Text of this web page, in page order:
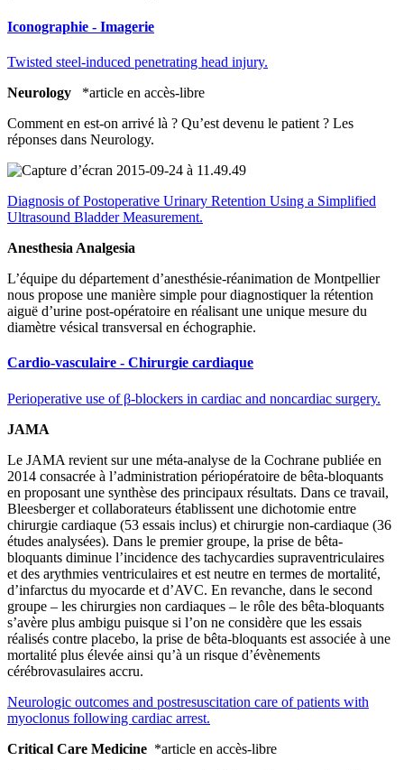
Iconographie - Imagerie
Twisted steel-induced penetrating head injury.
Neurology
*article en accès-libre
Comment en est-on arrivé là ? Qu’est devenu le patient ? Les
réponses dans Neurology.
Diagnosis of Postoperative Urinary Retention Using a Simplified
Ultrasound Bladder Measurement.
Anesthesia Analgesia
L’équipe du département d’anesthésie-réanimation de Montpellier
nous propose une manière simple pour diagnostiquer la rétention
aiguë d’urine post-opératoire en réalisant une unique mesure du
diamètre vésical transversal en échographie.
Cardio-vasculaire - Chirurgie cardiaque
Perioperative use of β-blockers in cardiac and noncardiac surgery.
JAMA
Le JAMA revient sur une méta-analyse de la Cochrane publiée en
2014 consacrée à l’administration périopératoire de bêta-bloquants
en proposant une synthèse des principaux résultats. Dans ce travail,
Bleesberger et collaborateurs établissent une dichotomie entre
chirurgie cardiaque (53 essais inclus) et chirurgie non-cardiaque (36
études analysées). Dans le premier groupe, la prise de bêta-
bloquants diminue l’incidence des tachycardies supraventriculaires
et des arythmies ventriculaires et est neutre en termes de mortalité,
d’infarctus du myocarde et d’AVC. En revanche, dans le second
groupe – les chirurgies non cardiaques – le rôle des bêta-bloquants
s’avère plus ambigu puisque si l’on ne considère que les essais
réalisés contre placebo, la prise de bêta-bloquants est associée à une
mortalité plus élevée ainsi qu’à un risque d’évènements
cérébrovasulaires accru.
Neurologic outcomes and postresuscitation care of patients with
myoclonus following cardiac arrest.
Critical Care Medicine *article en accès-libre